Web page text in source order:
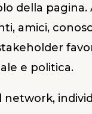
della
amici,
e politica.